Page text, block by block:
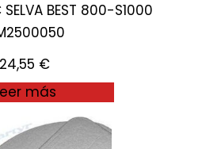
BEST 800-S1000
24,55 €
más